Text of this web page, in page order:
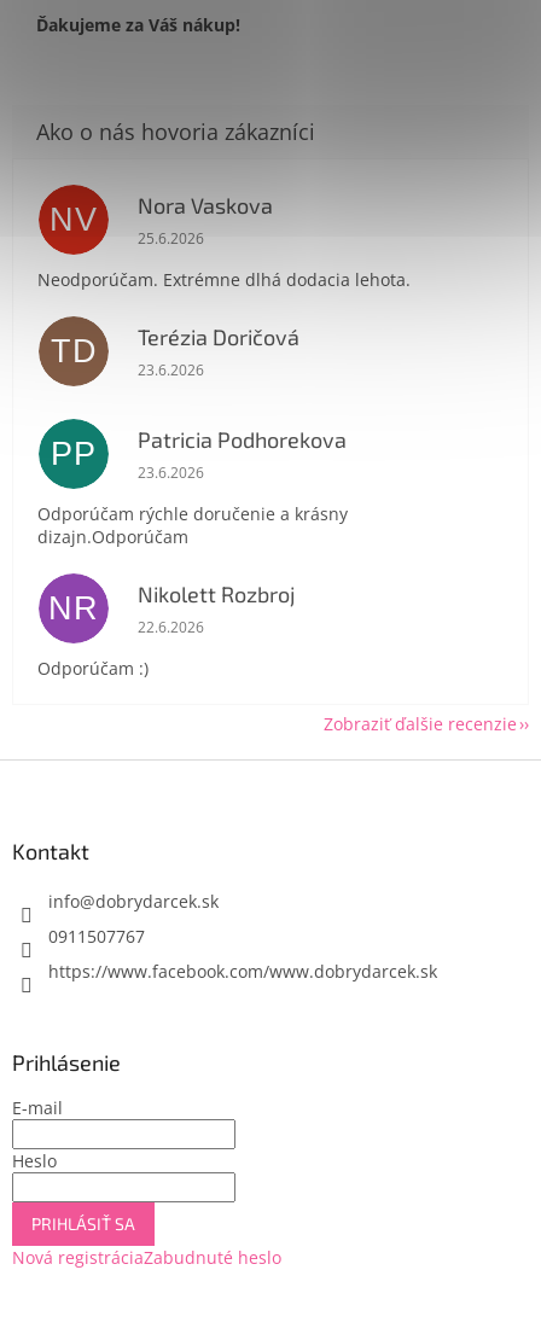
Ďakujeme za Váš nákup!
NV Nora Vaskova
Hodnotenie obchodu je 1 z 5 hviezdičiek.
25.6.2026
Neodporúčam. Extrémne dlhá dodacia lehota.
TD Terézia Doričová
Hodnotenie obchodu je 5 z 5 hviezdičiek.
23.6.2026
PP Patricia Podhorekova
Hodnotenie obchodu je 5 z 5 hviezdičiek.
23.6.2026
Odporúčam rýchle doručenie a krásny
dizajn.Odporúčam
NR Nikolett Rozbroj
Hodnotenie obchodu je 5 z 5 hviezdičiek.
22.6.2026
Odporúčam :)
Zobraziť ďalšie recenzie
Kontakt
info@dobrydarcek.sk
0911507767
https://www.facebook.com/www.dobrydarcek.sk
Prihlásenie
E-mail
Heslo
PRIHLÁSIŤ SA
Nová registráciaZabudnuté heslo